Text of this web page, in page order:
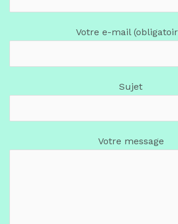
Votre e-mail
Sujet
Votre message